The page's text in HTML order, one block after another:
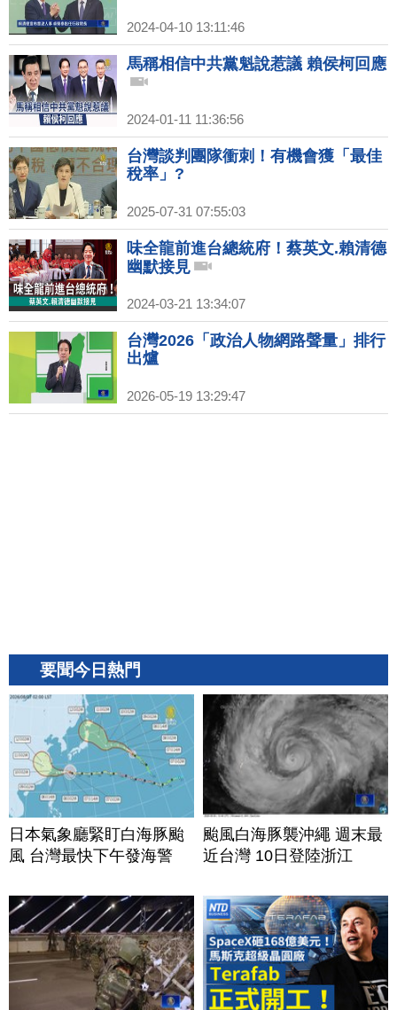
2024-04-10 13:11:46
馬稱相信中共黨魁說惹議 賴侯柯回應
2024-01-11 11:36:56
台灣談判團隊衝刺！有機會獲「最佳
稅率」?
2025-07-31 07:55:03
味全龍前進台總統府！蔡英文.賴清德
幽默接見
2024-03-21 13:34:07
台灣2026「政治人物網路聲量」排行
出爐
2026-05-19 13:29:47
要聞今日熱門
日本氣象廳緊盯白海豚颱
風 台灣最快下午發海警
颱風白海豚襲沖繩 週末最
近台灣 10日登陸浙江